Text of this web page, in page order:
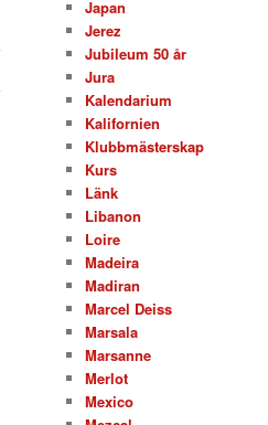
Japan
Jerez
Jubileum 50 år
Jura
Kalendarium
Kalifornien
Klubbmästerskap
Kurs
Länk
Libanon
Loire
Madeira
Madiran
Marcel Deiss
Marsala
Marsanne
Merlot
Mexico